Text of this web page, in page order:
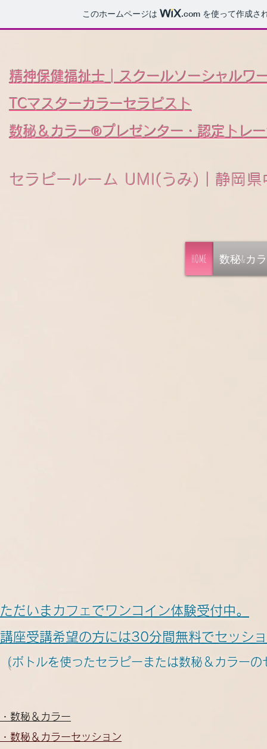
このホームページは .com を使って作成さ
精神保健福祉士│スクールソーシャルワ
TCマスターカラーセラピスト
数秘＆カラー®プレゼンター・認定トレ
セラピールーム UMI(うみ)│静岡県
HOME 数秘&カ
ただいまカフェでワンコイン体験受付中。
講座受講希望の方には30分間無料でセッシ
​（ボトルを使ったセラピーまたは数秘＆カラー
・数秘＆カラー
・数秘＆カラーセッション